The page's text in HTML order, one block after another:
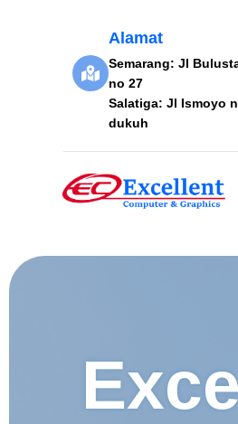
Alamat
Semarang: Jl
no 27
Salatiga: Jl Ismoyo
dukuh